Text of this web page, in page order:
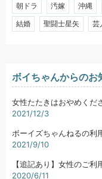
朝ドラ
汚嫁 沖縄
結婚
聖闘士星矢 芸
ボイちゃんからのお
女性たたきはおやめくだ
2021/12/3
ボーイズちゃんねるの利
2021/9/10
【追記あり】女性のご
2020/6/11